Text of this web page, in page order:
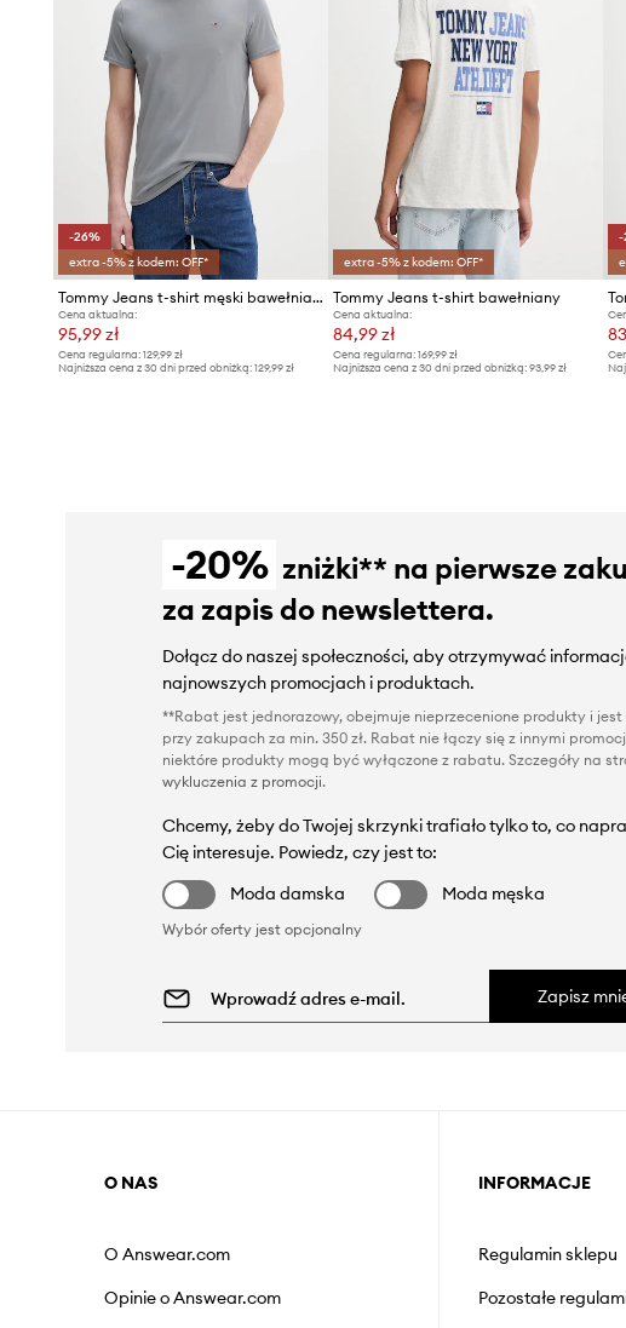
-26%
extra -5% z kodem: OFF*
Tommy Jeans t-shirt męski bawełniany
Cena aktualna:
95,99 zł
Cena regularna: 129,99 zł
Najniższa cena z 30 dni przed obniżką: 129,99 zł
extra -5% z kodem: OFF*
Tommy Jeans t-shirt bawełniany
Cena aktualna:
84,99 zł
Cena regularna:169,99 zł
Najniższa cena z 30 dni przed obniżką:93,99 zł
-
-20% zniżki** na pierwsze
za zapis do newslettera.
Dołącz do naszej społeczności, aby otrzymywać
najnowszych promocjach i produktach.
**Rabat jest jednorazowy, obejmuje nieprzecenione produkty i jest
przy zakupach za min. 350 zł. Rabat nie łączy się z innymi
niektóre produkty mogą być wyłączone z rabatu. Szczegóły na
wykluczenia z promocji.
Chcemy, żeby do Twojej skrzynki trafiało tylko to, co
Cię interesuje. Powiedz, czy jest to:
Moda damska
Moda męska
Wybór oferty jest opcjonalny
Zapisz
O NAS
O Answear.com
Opinie o Answear.com
INFORMACJE
Regulamin sklepu
Pozostałe